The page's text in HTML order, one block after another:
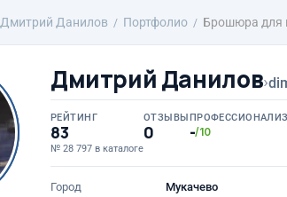
Дмитрий Данилов Портфолио Брошюра для
Дмитрий Данилов›
РЕЙТИНГ
83
№ 28 797 в каталоге
ОТЗЫВЫ
0 -/10
Город
Мукачево